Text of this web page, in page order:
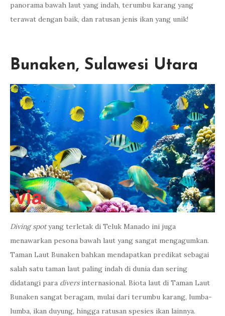
panorama bawah laut yang indah, terumbu karang yang
terawat dengan baik, dan ratusan jenis ikan yang unik!
Bunaken, Sulawesi Utara
Diving spotyang terletak di Teluk Manado ini juga
menawarkan pesona bawah laut yang sangat mengagumkan.
Taman Laut Bunaken bahkan mendapatkan predikat sebagai
salah satu taman laut paling indah di dunia dan sering
didatangi para diversinternasional. Biota laut di Taman Laut
Bunaken sangat beragam, mulai dari terumbu karang, lumba-
lumba, ikan duyung, hingga ratusan spesies ikan lainnya.